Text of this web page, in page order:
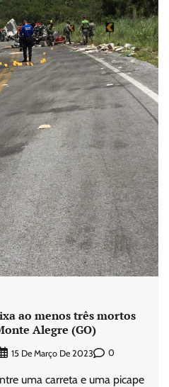
ao menos três mortos
Alegre (GO)
15 De Março De 2023 0
uma carreta e uma picape